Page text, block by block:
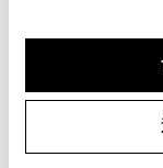
リモコンスターター